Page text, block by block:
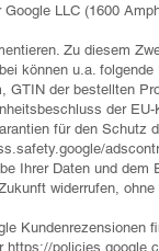
LLC (1600
Zu diesem
können u.a.
der bestellten
der
für den Schutz
Ihrer Daten und dem
widerrufen,
Kundenrezensionen
https://